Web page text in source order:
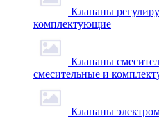
Клапаны
комплектующие
Клапаны
смесительные и
Клапаны